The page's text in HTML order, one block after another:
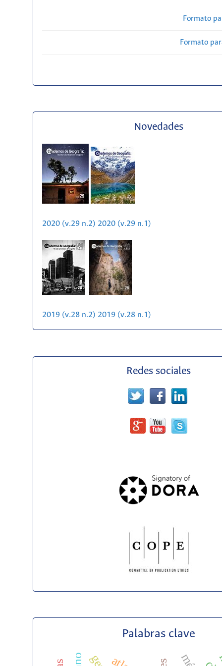
Formato
Formato
Novedades
2020 (v.29 n.2) 2020 (v.29 n.1)
2019 (v.28 n.2) 2019 (v.28 n.1)
Redes sociales
Palabras clave